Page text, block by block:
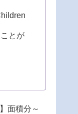
とが
面積分～